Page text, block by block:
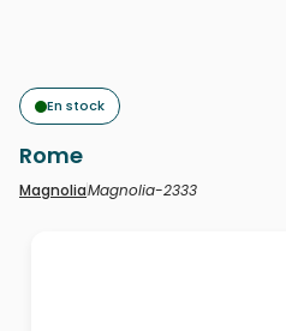
En stock
Rome
MagnoliaMagnolia-2333